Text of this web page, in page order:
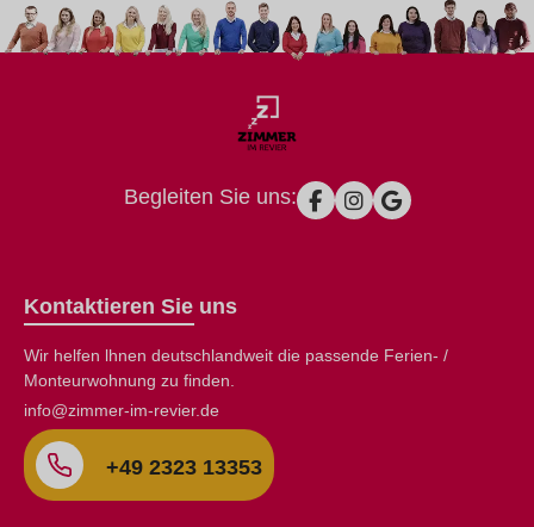
Begleiten Sie uns:
Kontaktieren Sie uns
Wir helfen lhnen deutschlandweit die passende Ferien- /
Monteurwohnung zu finden.
info@zimmer-im-revier.de
+49 2323 13353